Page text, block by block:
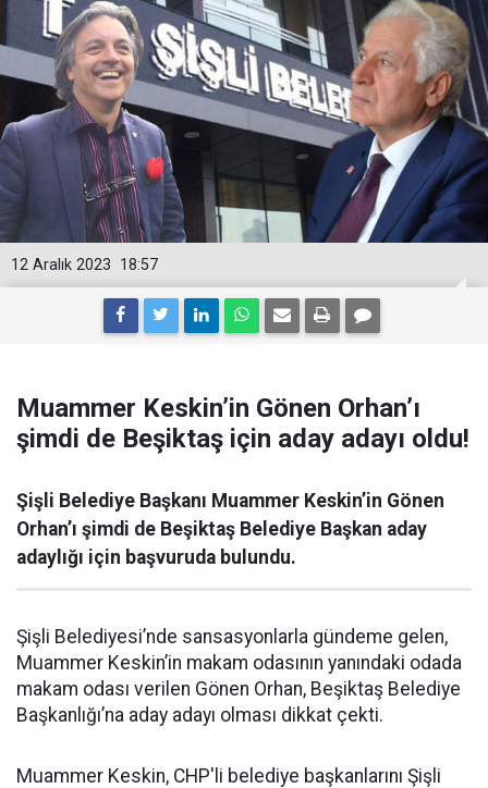
18:57
12 Aralık 2023
Muammer Keskin’in Gönen Orhan’ı
şimdi de Beşiktaş için aday adayı oldu!
Şişli Belediye Başkanı Muammer Keskin’in Gönen
Orhan’ı şimdi de Beşiktaş Belediye Başkan aday
adaylığı için başvuruda bulundu.
Şişli Belediyesi’nde sansasyonlarla gündeme gelen,
Muammer Keskin’in makam odasının yanındaki odada
makam odası verilen Gönen Orhan, Beşiktaş Belediye
Başkanlığı’na aday adayı olması dikkat çekti.
Muammer Keskin, CHP'li belediye başkanlarını Şişli